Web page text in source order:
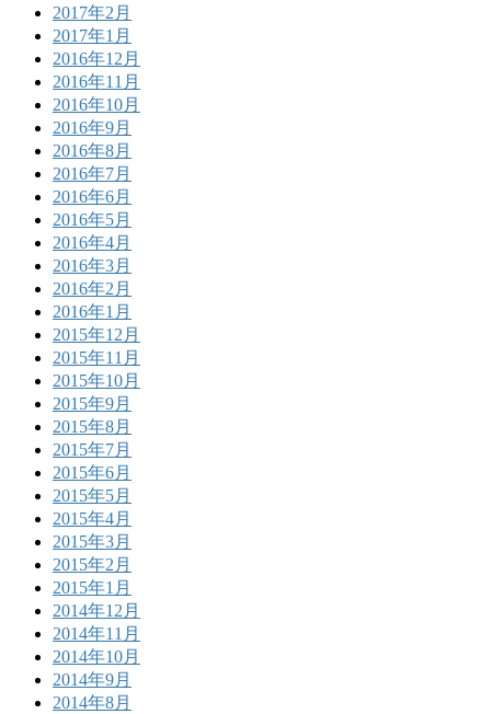
2017年2月
2017年1月
2016年12月
2016年11月
2016年10月
2016年9月
2016年8月
2016年7月
2016年6月
2016年5月
2016年4月
2016年3月
2016年2月
2016年1月
2015年12月
2015年11月
2015年10月
2015年9月
2015年8月
2015年7月
2015年6月
2015年5月
2015年4月
2015年3月
2015年2月
2015年1月
2014年12月
2014年11月
2014年10月
2014年9月
2014年8月